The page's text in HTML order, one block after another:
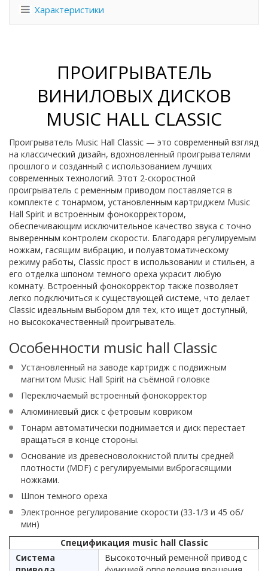
Характеристики
ПРОИГРЫВАТЕЛЬ
ВИНИЛОВЫХ ДИСКОВ
MUSIC HALL CLASSIC
Проигрыватель Music Hall Classic — это современный взгляд
на классический дизайн, вдохновленный проигрывателями
прошлого и созданный с использованием лучших
современных технологий. Этот 2-скоростной
проигрыватель с ременным приводом поставляется в
комплекте с тонармом, установленным картриджем Music
Hall Spirit и встроенным фонокорректором,
обеспечивающим исключительное качество звука с точно
выверенным контролем скорости. Благодаря регулируемым
ножкам, гасящим вибрацию, и полуавтоматическому
режиму работы, Classic прост в использовании и стильен, а
его отделка шпоном темного ореха украсит любую
комнату. Встроенный фонокорректор также позволяет
легко подключиться к существующей системе, что делает
Classic идеальным выбором для тех, кто ищет доступный,
но высококачественный проигрыватель.
Особенности music hall Classic
Установленный на заводе картридж с подвижным
магнитом Music Hall Spirit на съёмной головке
Переключаемый встроенный фонокорректор
Алюминиевый диск с фетровым ковриком
Тонарм автоматически поднимается и диск перестает
вращаться в конце стороны.
Основание из древесноволокнистой плиты средней
плотности (MDF) с регулируемыми виброгасящими
ножками.
Шпон темного ореха
Электронное регулирование скорости (33-1/3 и 45 об/
мин)
Спецификация music hall Classic
Система
Высокоточный ременной привод с